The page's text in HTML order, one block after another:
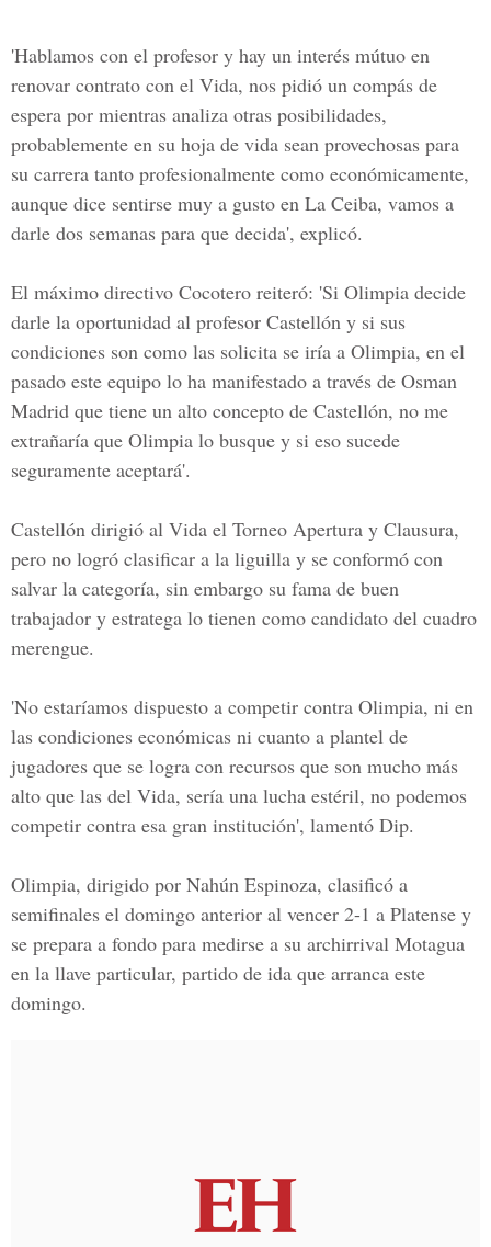
'Hablamos con el profesor y hay un interés mútuo en
renovar contrato con el Vida, nos pidió un compás de
espera por mientras analiza otras posibilidades,
probablemente en su hoja de vida sean provechosas para
su carrera tanto profesionalmente como económicamente,
aunque dice sentirse muy a gusto en La Ceiba, vamos a
darle dos semanas para que decida', explicó.
El máximo directivo Cocotero reiteró: 'Si Olimpia decide
darle la oportunidad al profesor Castellón y si sus
condiciones son como las solicita se iría a Olimpia, en el
pasado este equipo lo ha manifestado a través de Osman
Madrid que tiene un alto concepto de Castellón, no me
extrañaría que Olimpia lo busque y si eso sucede
seguramente aceptará'.
Castellón dirigió al Vida el Torneo Apertura y Clausura,
pero no logró clasificar a la liguilla y se conformó con
salvar la categoría, sin embargo su fama de buen
trabajador y estratega lo tienen como candidato del cuadro
merengue.
'No estaríamos dispuesto a competir contra Olimpia, ni en
las condiciones económicas ni cuanto a plantel de
jugadores que se logra con recursos que son mucho más
alto que las del Vida, sería una lucha estéril, no podemos
competir contra esa gran institución', lamentó Dip.
Olimpia, dirigido por Nahún Espinoza, clasificó a
semifinales el domingo anterior al vencer 2-1 a Platense y
se prepara a fondo para medirse a su archirrival Motagua
en la llave particular, partido de ida que arranca este
domingo.